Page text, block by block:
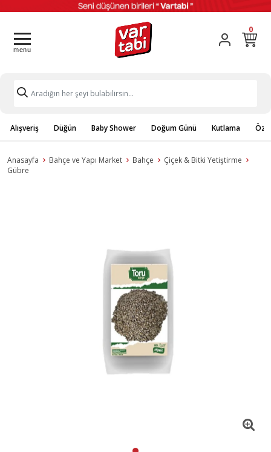
0
Alışveriş Düğün Baby Shower Doğum Günü Kutlama
Anasayfa Bahçe ve Yapı Market Bahçe
Çiçek & Bitki Yetiştirme
Gübre